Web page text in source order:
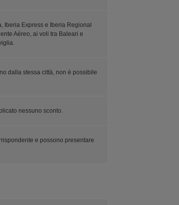
Iberia Express e Iberia Regional
Aéreo, ai voli tra Baleari e
dalla stessa città, non è possibile
nessuno sconto.
e possono presentare